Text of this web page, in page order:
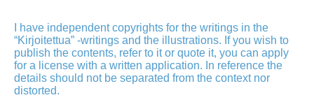
I have independent copyrights for the writings in the
“Kirjoitettua” -writings and the illustrations. If you wish to
publish the contents, refer to it or quote it, you can apply
for a license with a written application. In reference the
details should not be separated from the context nor
distorted.